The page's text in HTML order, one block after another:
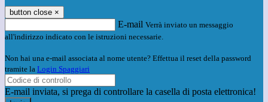
button close ×
E-mail Verrà inviato un messaggio
all'indirizzo indicato con le istruzioni necessarie.
Non hai una e-mail associata al nome utente? Effettua il reset della password
tramite la Login Spaggiari
E-mail inviata, si prega di controllare la casella di posta elettronica!